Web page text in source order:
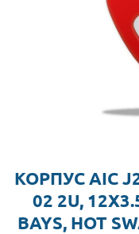
КОРПУС AIC
02 2U,
BAYS, HOT